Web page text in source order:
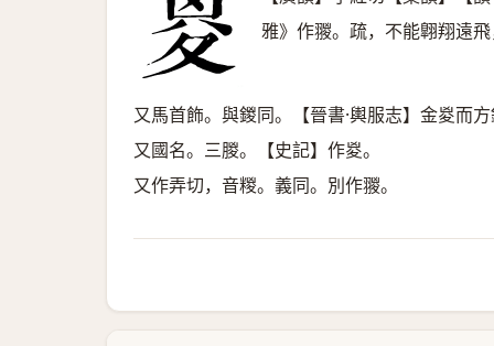
雅》作翪。疏，不能翺翔遠
又馬首飾。與鍐同。【晉書·輿服志】金㚇而
又國名。三朡。【史記】作㚇。
又作弄切，音糉。義同。別作翪。